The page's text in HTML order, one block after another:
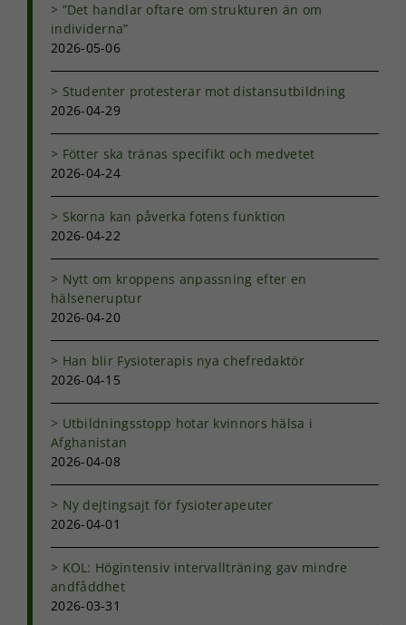
”Det handlar oftare om strukturen än om
individerna”
2026-05-06
Studenter protesterar mot distansutbildning
2026-04-29
Fötter ska tränas specifikt och medvetet
2026-04-24
Skorna kan påverka fotens funktion
2026-04-22
Nytt om kroppens anpassning efter en
hälseneruptur
2026-04-20
Han blir Fysioterapis nya chefredaktör
2026-04-15
Utbildningsstopp hotar kvinnors hälsa i
Afghanistan
2026-04-08
Ny dejtingsajt för fysioterapeuter
2026-04-01
KOL: Högintensiv intervallträning gav mindre
andfåddhet
2026-03-31